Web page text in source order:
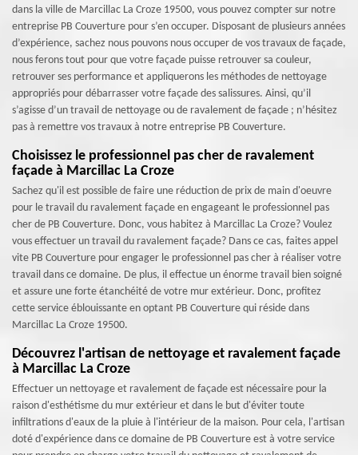
dans la ville de Marcillac La Croze 19500, vous pouvez compter sur notre
entreprise PB Couverture pour s’en occuper. Disposant de plusieurs années
d’expérience, sachez nous pouvons nous occuper de vos travaux de façade,
nous ferons tout pour que votre façade puisse retrouver sa couleur,
retrouver ses performance et appliquerons les méthodes de nettoyage
appropriés pour débarrasser votre façade des salissures. Ainsi, qu’il
s’agisse d’un travail de nettoyage ou de ravalement de façade ; n’hésitez
pas à remettre vos travaux à notre entreprise PB Couverture.
Choisissez le professionnel pas cher de ravalement
façade à Marcillac La Croze
Sachez qu'il est possible de faire une réduction de prix de main d'oeuvre
pour le travail du ravalement façade en engageant le professionnel pas
cher de PB Couverture. Donc, vous habitez à Marcillac La Croze? Voulez
vous effectuer un travail du ravalement façade? Dans ce cas, faites appel
vite PB Couverture pour engager le professionnel pas cher à réaliser votre
travail dans ce domaine. De plus, il effectue un énorme travail bien soigné
et assure une forte étanchéité de votre mur extérieur. Donc, profitez
cette service éblouissante en optant PB Couverture qui réside dans
Marcillac La Croze 19500.
Découvrez l'artisan de nettoyage et ravalement façade
à Marcillac La Croze
Effectuer un nettoyage et ravalement de façade est nécessaire pour la
raison d'esthétisme du mur extérieur et dans le but d'éviter toute
infiltrations d'eaux de la pluie à l'intérieur de la maison. Pour cela, l'artisan
doté d'expérience dans ce domaine de PB Couverture est à votre service